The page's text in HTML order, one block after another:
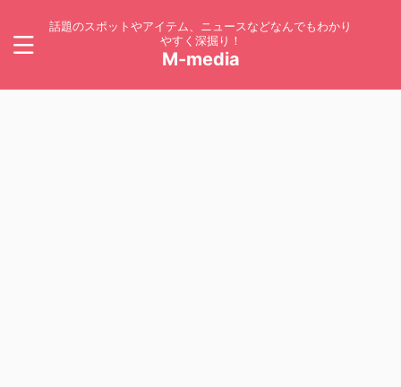
話題のスポットやアイテム、ニュースなどなんでもわかり
やすく深掘り！
M-media